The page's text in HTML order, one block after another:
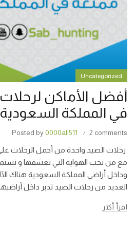
Uncategorized
أفضل الأماكن
في المملكة السعودية
Posted by0000ali511 2 comments
رحلات الصيد واحدة من أجمل الرحلات
مع من تحب الهواية التي تعشقها و
وداخل أراضي المملكة السعودية هناك
العديد من رحلات الصيد تدبر داخل أراضيها،
اقرأ أكثر